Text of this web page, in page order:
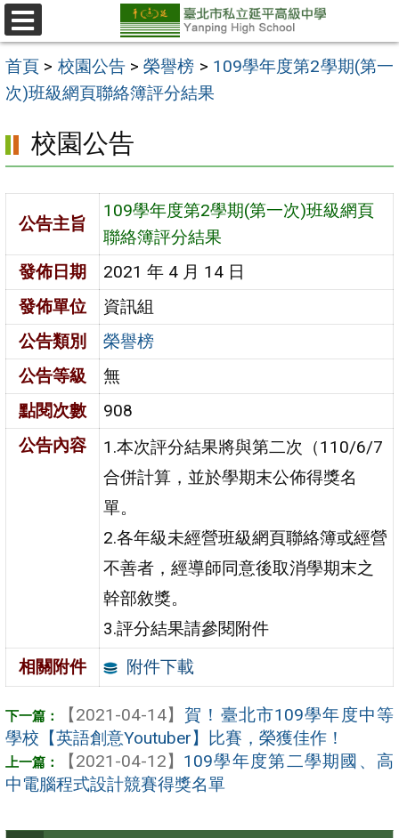
跳
至
主
要
區
選
單
首頁 > 校園公告>榮譽榜 > 109學年度第2學期(第一
次)班級網頁聯絡簿評分結果
校園公告
公告主旨
109學年度第2學期(第一次)班級網頁
聯絡簿評分結果
發佈日期
2021 年 4 月 14 日
發佈單位
資訊組
公告類別
榮譽榜
公告等級
無
點閱次數
908
公告內容
1.本次評分結果將與第二次（110/6/7
合併計算，並於學期末公佈得獎名
單。
2.各年級未經營班級網頁聯絡簿或經營
不善者，經導師同意後取消學期末之
幹部敘獎。
3.評分結果請參閱附件
相關附件
附件下載
【2021-04-14】 賀！臺北市109學年度中等
學校【英語創意Youtuber】比賽，榮獲佳作！
【2021-04-12】 109學年度第二學期國、高
中電腦程式設計競賽得獎名單